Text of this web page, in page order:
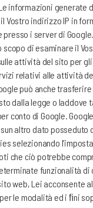
Le informazioni generate
Vostro indirizzo IP in
i server di
di esaminare il
attività del sito per
relativi alle attività
può anche
dalla legge o laddove
conto di Google.
altro dato posseduto
selezionando
che ciò potrebbe
funzionalità di
web, Lei acconsente
le modalità ed i ﬁni